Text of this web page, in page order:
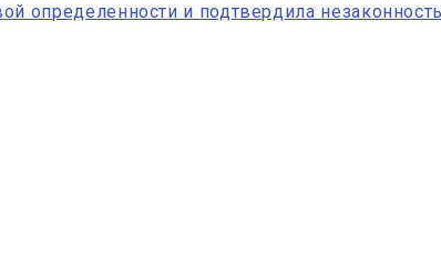
определенности и подтвердила